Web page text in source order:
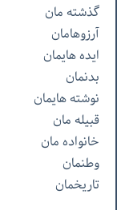
گذشتهمان
آرزوهامان
ايدههايمان
بدنمان
نوشتههايمان
قبيلهمان
خانوادهمان
وطنمان
تاريخمان